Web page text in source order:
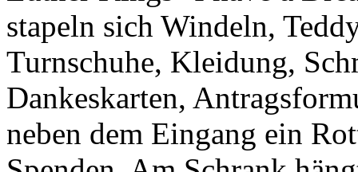
stapeln sich Windeln,
Turnschuhe, Kleidung,
Dankeskarten,
neben dem Eingang ein